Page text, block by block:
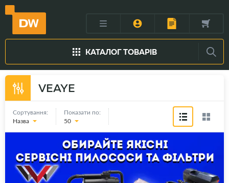
КАТАЛОГ ТОВАРІВ
VEAYE
Сортування:
Назва
Показати по:
50